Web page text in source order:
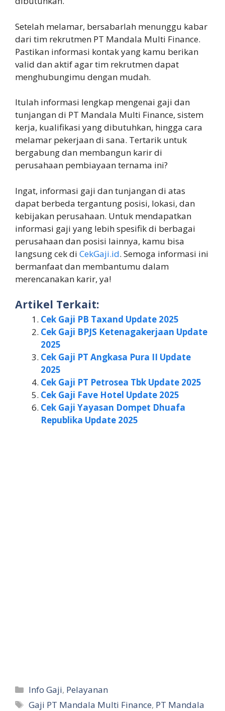
Setelah melamar, bersabarlah menunggu kabar
dari tim rekrutmen PT Mandala Multi Finance.
Pastikan informasi kontak yang kamu berikan
valid dan aktif agar tim rekrutmen dapat
menghubungimu dengan mudah.
Itulah informasi lengkap mengenai gaji dan
tunjangan di PT Mandala Multi Finance, sistem
kerja, kualifikasi yang dibutuhkan, hingga cara
melamar pekerjaan di sana. Tertarik untuk
bergabung dan membangun karir di
perusahaan pembiayaan ternama ini?
Ingat, informasi gaji dan tunjangan di atas
dapat berbeda tergantung posisi, lokasi, dan
kebijakan perusahaan. Untuk mendapatkan
informasi gaji yang lebih spesifik di berbagai
perusahaan dan posisi lainnya, kamu bisa
langsung cek di CekGaji.id. Semoga informasi ini
bermanfaat dan membantumu dalam
merencanakan karir, ya!
Artikel Terkait:
Cek Gaji PB Taxand Update 2025
Cek Gaji BPJS Ketenagakerjaan Update
2025
Cek Gaji PT Angkasa Pura II Update
2025
Cek Gaji PT Petrosea Tbk Update 2025
Cek Gaji Fave Hotel Update 2025
Cek Gaji Yayasan Dompet Dhuafa
Republika Update 2025
Kategori
Info Gaji, Pelayanan
Tag
Gaji PT Mandala Multi Finance, PT Mandala